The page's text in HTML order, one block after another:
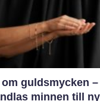
guldsmycken –
minnen till